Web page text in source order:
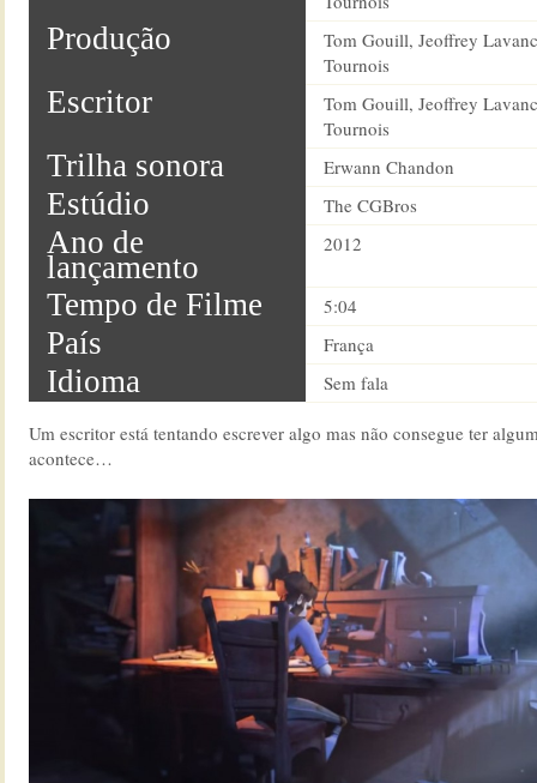
Produção
Tom Gouill, Jeoffrey
Tournois
Escritor
Tom Gouill, Jeoffrey
Tournois
Trilha sonora Erwann Chandon
Estúdio The CGBros
Ano de
lançamento
2012
Tempo de Filme 5:04
País França
Idioma Sem fala
Um escritor está tentando escrever algo mas não consegue ter
acontece…